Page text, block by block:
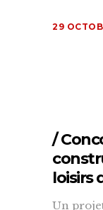
29
/
loisirs
Un